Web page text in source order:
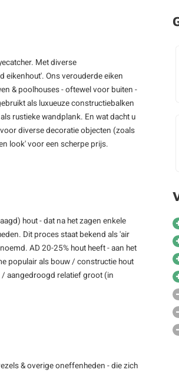
Met diverse
eikenhout'. Ons verouderde eiken
& poolhouses - oftewel voor buiten -
als luxueuze constructiebalken
rustieke wandplank. En wat dacht u
diverse decoratie objecten (zoals
look' voor een scherpe prijs.
hout - dat na het zagen enkele
Dit proces staat bekend als 'air
AD 20-25% hout heeft - aan het
populair als bouw / constructie hout
/ aangedroogd relatief groot (in
& overige oneffenheden - die zich